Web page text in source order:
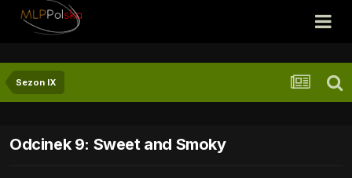
Sezon IX
Odcinek 9: Sweet and Smoky